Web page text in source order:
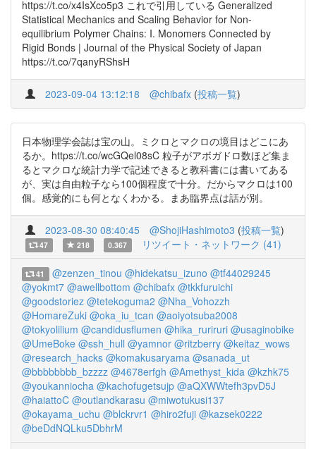
https://t.co/x4IsXco5p3 これで引用している Generalized
Statistical Mechanics and Scaling Behavior for Non-
equilibrium Polymer Chains: I. Monomers Connected by
Rigid Bonds | Journal of the Physical Society of Japan
https://t.co/7qanyRShsH
2023-09-04 13:12:18 @chibafx (投稿一覧)
日本物理学会誌は宝の山。ミクロとマクロの境目はどこにあ
るか。https://t.co/wcGQel08sC 粒子がアボガドロ数ほど集ま
るとマクロな統計力学で記述できると教科書には書いてある
が、実は自由粒子なら100個程度で十分。だからマクロは100
個。感覚的にも何となくわかる。まあ臨界点は話が別。
2023-08-30 08:40:45 @ShojiHashimoto3 (投稿一覧)
47 218 0.367 リツイート・ネットワーク (41)
41 @zenzen_tinou @hidekatsu_izuno @tf44029245
@yokmt7 @awellbottom @chibafx @tkkfuruichi
@goodstoriez @tetekoguma2 @Nha_Vohozzh
@HomareZuki @oka_iu_tcan @aoiyotsuba2008
@tokyolilium @candidusflumen @hika_ruriruri @usaginobike
@UmeBoke @ssh_hull @yamnor @ritzberry @keitaz_wows
@research_hacks @komakusaryama @sanada_ut
@bbbbbbbb_bzzzz @4678erfgh @Amethyst_kida @kzhk75
@youkanniocha @kachofugetsujp @aQXWWtefh3pvD5J
@haiattoC @outlandkarasu @miwotukusi137
@okayama_uchu @blckrvr1 @hiro2fuji @kazsek0222
@beDdNQLku5DbhrM